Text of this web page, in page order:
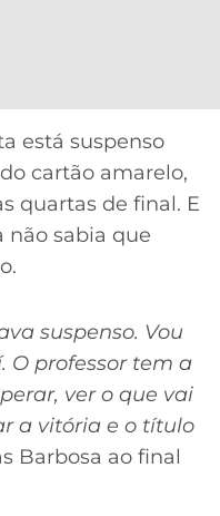
está suspenso
cartão amarelo,
quartas de final. E
não sabia que
suspenso. Vou
O professor tem a
ver o que vai
a vitória e o título
Barbosa ao final